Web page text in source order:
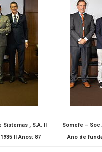
, S.A. ||
|| Anos: 87
Somefe –
Ano de